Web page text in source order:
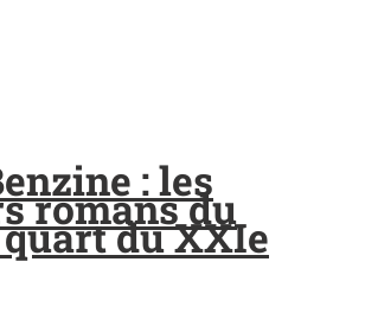
: les
romans du
du XXIe